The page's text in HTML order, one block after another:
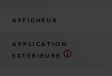
AFFICHEUR
APPLICATION
EXTÉRIEURE